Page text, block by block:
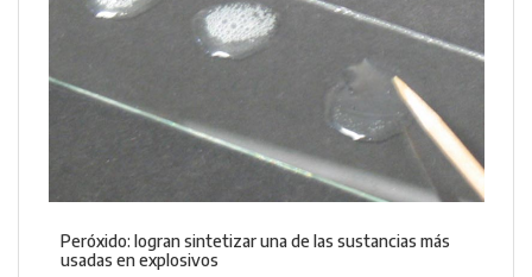
Peróxido: logran sintetizar una de las sustancias más
usadas en explosivos